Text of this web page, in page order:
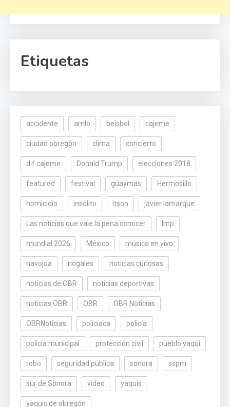
Etiquetas
accidente amlo beisbol cajeme
ciudad obregón clima concierto
dif cajeme Donald Trump elecciones 2018
featured festival guaymas Hermosillo
homicidio insólito itson javier lamarque
Las noticias que vale la pena conocer lmp
mundial 2026 México música en vivo
navojoa nogales noticias curiosas
noticias de OBR noticias deportivas
noticias OBR OBR OBR Noticias
OBRNoticias policiaca policía
policía municipal protección civil pueblo yaqui
robo seguridad pública sonora sspm
sur de Sonora video yaquis
yaquis de obregón